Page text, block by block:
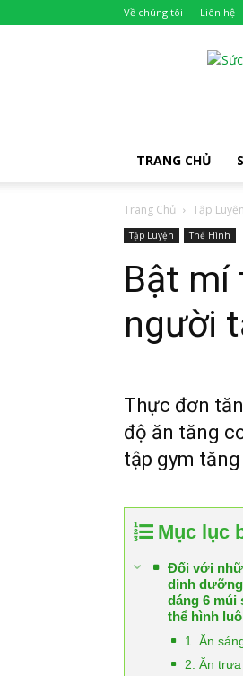
Về chúng tôi Liên hệ
TRANG CHỦ
Trang Chủ Tập Luyện
Tập Luyện Thể Hình
Bật mí
người
Thực đơn
độ ăn tăng
tập gym
Mục lục
Đối với
dinh
dáng 6 múi
thể hình
1. Ăn
2. Ăn